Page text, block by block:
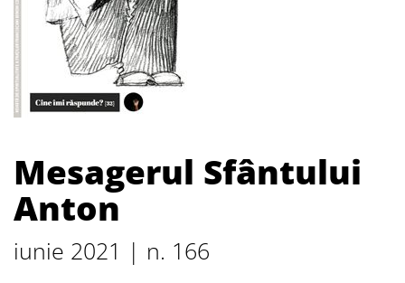
Mesagerul Sfântului
Anton
iunie 2021 | n. 166